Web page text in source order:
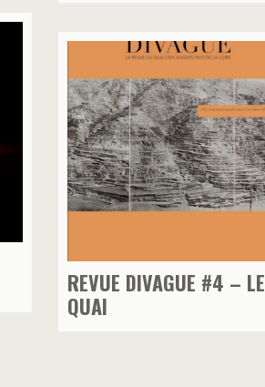
REVUE DIVAGUE #4 – LE
QUAI